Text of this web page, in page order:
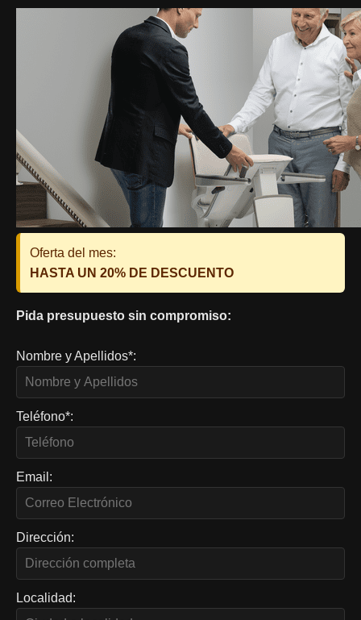
Oferta del mes:
HASTA UN 20% DE DESCUENTO
Pida presupuesto sin compromiso:
Nombre y Apellidos*:
Teléfono*:
Email:
Dirección:
Localidad: